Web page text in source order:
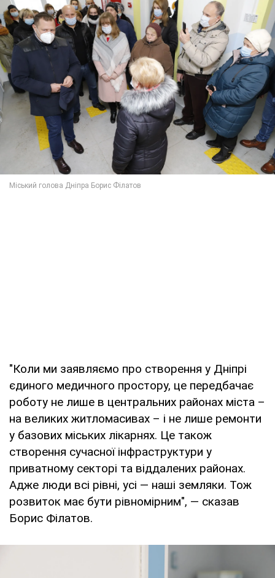
"Коли ми заявляємо про створення у Дніпрі
єдиного медичного простору, це передбачає
роботу не лише в центральних районах міста –
на великих житломасивах – і не лише ремонти
у базових міських лікарнях. Це також
створення сучасної інфраструктури у
приватному секторі та віддалених районах.
Адже люди всі рівні, усі — наші земляки. Тож
розвиток має бути рівномірним", — сказав
Борис Філатов.